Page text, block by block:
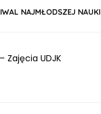
NAJMŁODSZEJ NAUKI
Zajęcia UDJK